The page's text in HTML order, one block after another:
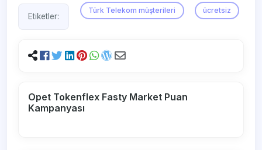
Etiketler:
Türk Telekom müşterileri ücretsiz
Opet Tokenflex Fasty Market Puan
Kampanyası